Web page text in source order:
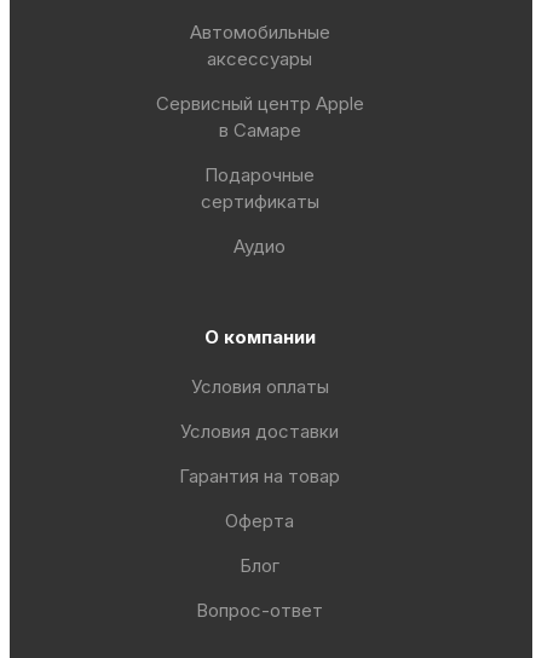
Автомобильные
аксессуары
Сервисный центр Apple
в Самаре
Подарочные
сертификаты
Аудио
О компании
Условия оплаты
Условия доставки
Гарантия на товар
Оферта
Блог
Вопрос-ответ